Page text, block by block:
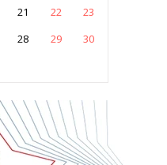
21 22
23
28 29
30